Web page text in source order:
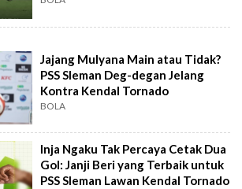
Jajang Mulyana Main atau Tidak?
PSS Sleman Deg-degan Jelang
Kontra Kendal Tornado
BOLA
Inja Ngaku Tak Percaya Cetak Dua
Gol: Janji Beri yang Terbaik untuk
PSS Sleman Lawan Kendal Tornado